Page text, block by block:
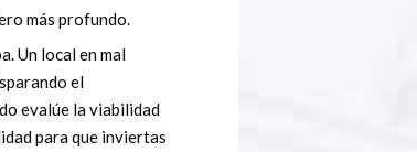
más profundo.
Un local en mal
el
evalúe la viabilidad
para que inviertas